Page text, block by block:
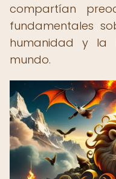
compartían
fundamentales
humanidad y la
mundo.